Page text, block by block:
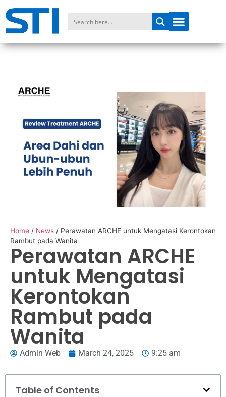
Home / News / Perawatan ARCHE untuk Mengatasi Kerontokan
Rambut pada Wanita
Perawatan ARCHE
untuk Mengatasi
Kerontokan
Rambut pada
Wanita
Admin Web March 24, 2025 9:25 am
Table of Contents